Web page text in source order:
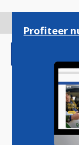
gaan
Magazine
Profiteer